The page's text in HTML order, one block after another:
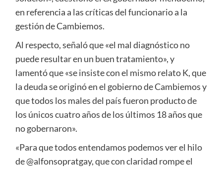
en referencia a las críticas del funcionario a la
gestión de Cambiemos.
Al respecto, señaló que «el mal diagnóstico no
puede resultar en un buen tratamiento», y
lamentó que «se insiste con el mismo relato K, que
la deuda se originó en el gobierno de Cambiemos y
que todos los males del país fueron producto de
los únicos cuatro años de los últimos 18 años que
no gobernaron».
«Para que todos entendamos podemos ver el hilo
de @alfonsopratgay, que con claridad rompe el